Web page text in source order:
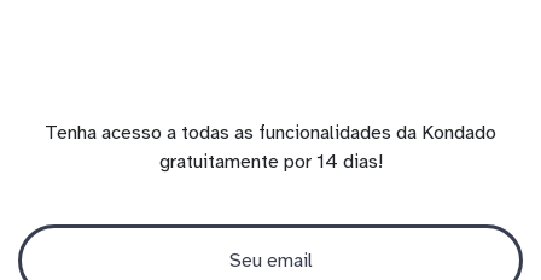
Tenha acesso a todas as funcionalidades da Kondado
gratuitamente por 14 dias!